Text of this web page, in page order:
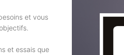
et vous
et essais que